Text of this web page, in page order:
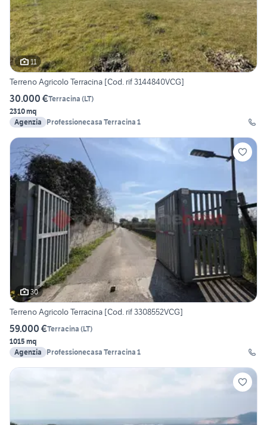
11
Terreno Agricolo Terracina [Cod. rif 3144840VCG]
30.000 €Terracina (LT)
2310 mq
Agenzia
Professionecasa Terracina 1
30
Terreno Agricolo Terracina [Cod. rif 3308552VCG]
59.000 €Terracina (LT)
1015 mq
Agenzia
Professionecasa Terracina 1